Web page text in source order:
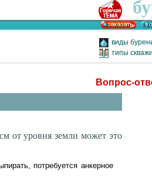
виды
типы
Вопрос-
от уровня земли может это
потребуется анкерное